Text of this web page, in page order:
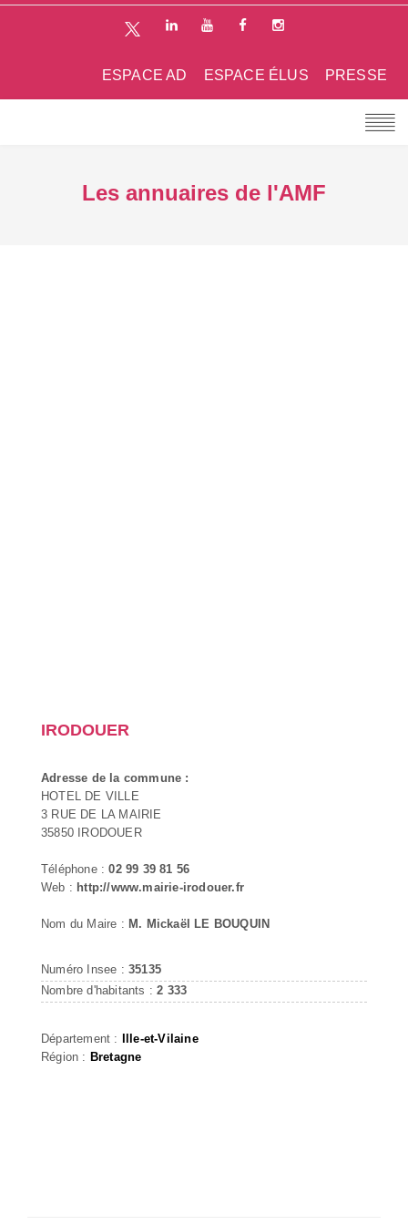
PRESSE
ESPACE ÉLUS
ESPACE AD
Les annuaires de l'AMF
IRODOUER
Adresse de la commune :
HOTEL DE VILLE
3 RUE DE LA MAIRIE
35850 IRODOUER
Téléphone :02 99 39 81 56
Web : http://www.mairie-irodouer.fr
Nom du Maire : M. Mickaël LE BOUQUIN
Numéro Insee : 35135
Nombre d'habitants :2 333
Département : Ille-et-Vilaine
Région : Bretagne